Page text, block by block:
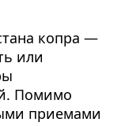
копра —
или
Помимо
приемами